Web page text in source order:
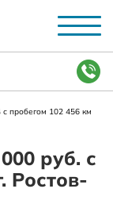
пробегом 102 456 км
руб. с
Ростов-